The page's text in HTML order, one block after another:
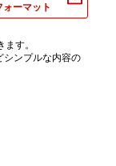
ォーマット
す。
シンプルな内容の